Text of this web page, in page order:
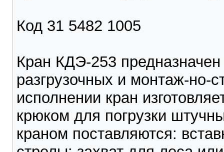
Код 31 5482 1005
Кран КДЭ-253
разгрузочных и монтаж-но-
исполнении кран
крюком для погрузки
краном поставляются: